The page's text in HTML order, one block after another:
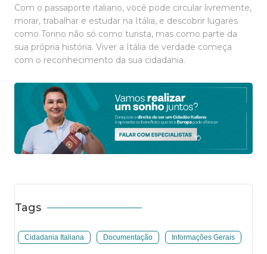
Com o passaporte italiano, você pode circular livremente,
morar, trabalhar e estudar na Itália, e descobrir lugares
como Torino não só como turista, mas como parte da
sua própria história. Viver a Itália de verdade começa
com o reconhecimento da sua cidadania.
Tags
Cidadania Italiana Documentação Informações Gerais